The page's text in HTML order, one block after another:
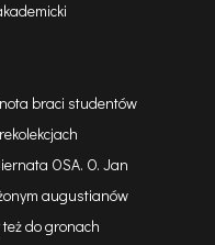
braci studentów
OSA. O. Jan
augustianów
do gronach